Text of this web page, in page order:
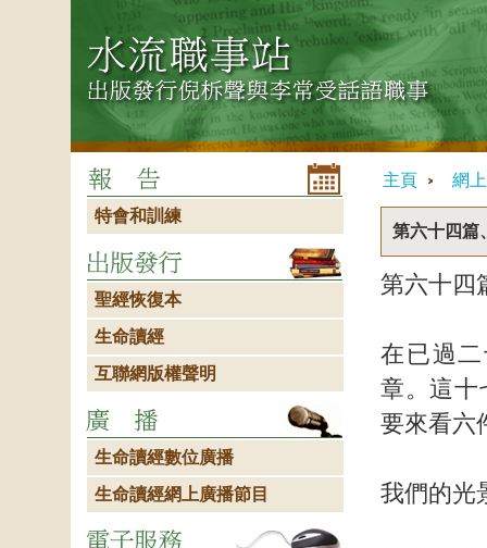
主頁 網
第六十四篇
第六十
在已過
章。這十
要來看六
我們的光
特會和訓練
聖經恢復本
生命讀經
互聯網版權聲明
生命讀經數位廣播
生命讀經網上廣播節目